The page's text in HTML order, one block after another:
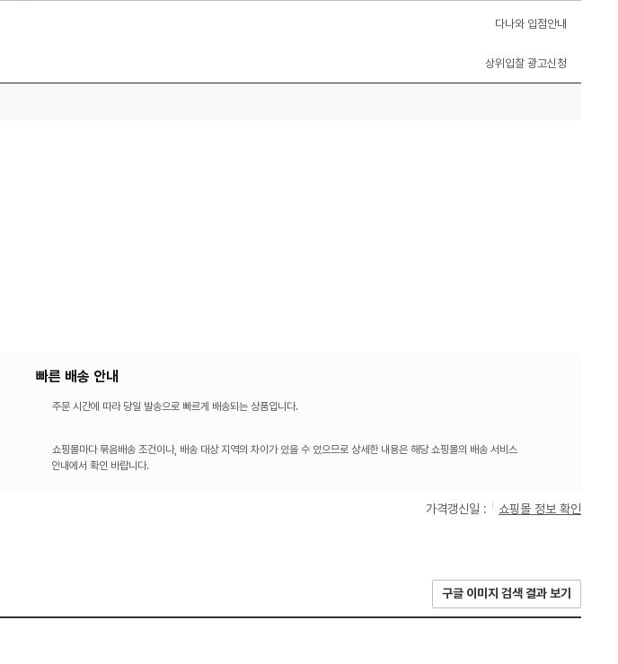
다나와 입점안내
상위입찰 광고신청
빠른 배송 안내
주문 시간에 따라 당일 발송으로 빠르게 배송되는 상품입니다.
쇼핑몰마다 묶음배송 조건이나, 배송 대상 지역의 차이가 있을 수 있으므로 상세한 내용은 해당 쇼핑몰의 배송 서비스
안내에서 확인 바랍니다.
가격갱신일 : 쇼핑몰 정보 확인
구글 이미지 검색 결과 보기